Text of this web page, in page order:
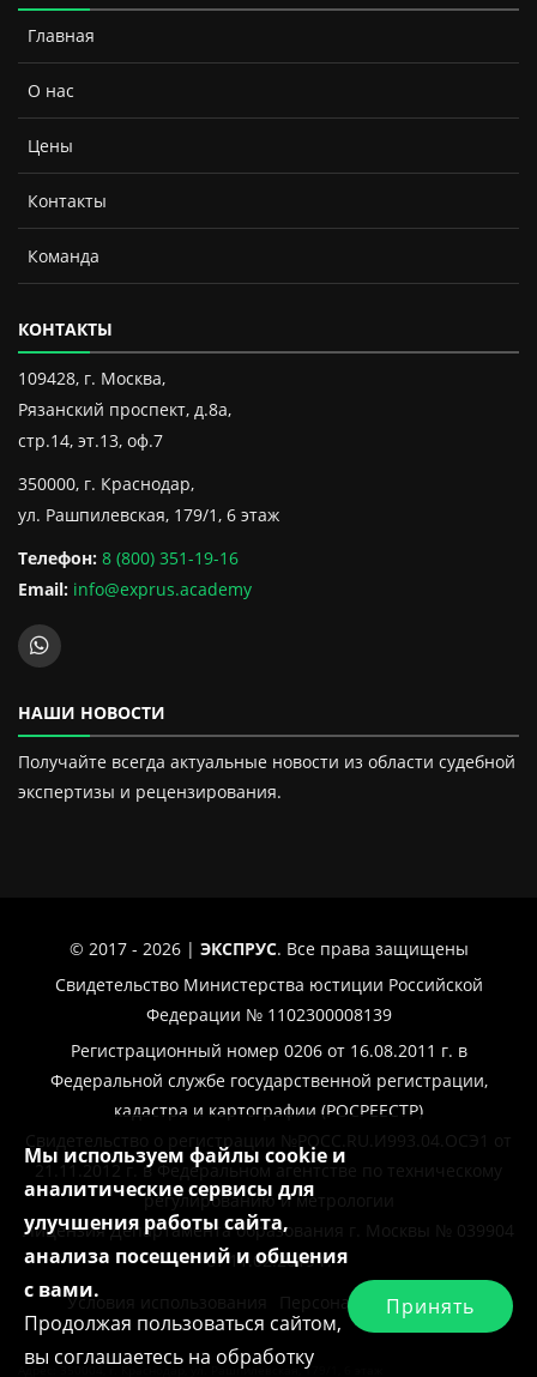
Главная
О нас
Цены
Контакты
Команда
КОНТАКТЫ
109428, г. Москва,
Рязанский проспект, д.8а,
стр.14, эт.13, оф.7
350000, г. Краснодар,
ул. Рашпилевская, 179/1, 6 этаж
Телефон: 8 (800) 351-19-16
Email: info@exprus.academy
НАШИ НОВОСТИ
Получайте всегда актуальные новости из области судебной
экспертизы и рецензирования.
© 2017 - 2026 | ЭКСПРУС. Все права защищены
Свидетельство Министерства юстиции Российской
Федерации № 1102300008139
Регистрационный номер 0206 от 16.08.2011 г. в
Федеральной службе государственной регистрации,
кадастра и картографии (РОСРЕЕСТР)
Свидетельство о регистрации №РОСС.RU.И993.04.ОСЭ1 от
21.11.2012 г. в Федеральном агентстве по техническому
регулированию и метрологии
Лицензия Департамента образования г. Москвы № 039904
от 11.02.2019 г.
Условия использования
Персональные данные
Адрес: 350004, г. Краснодар, ул. Рашпилевская, 179/1, 6 этаж
Мы используем файлы cookie и
аналитические сервисы для
улучшения работы сайта,
анализа посещений и общения
с вами.
Продолжая пользоваться сайтом,
вы соглашаетесь на обработку
Принять